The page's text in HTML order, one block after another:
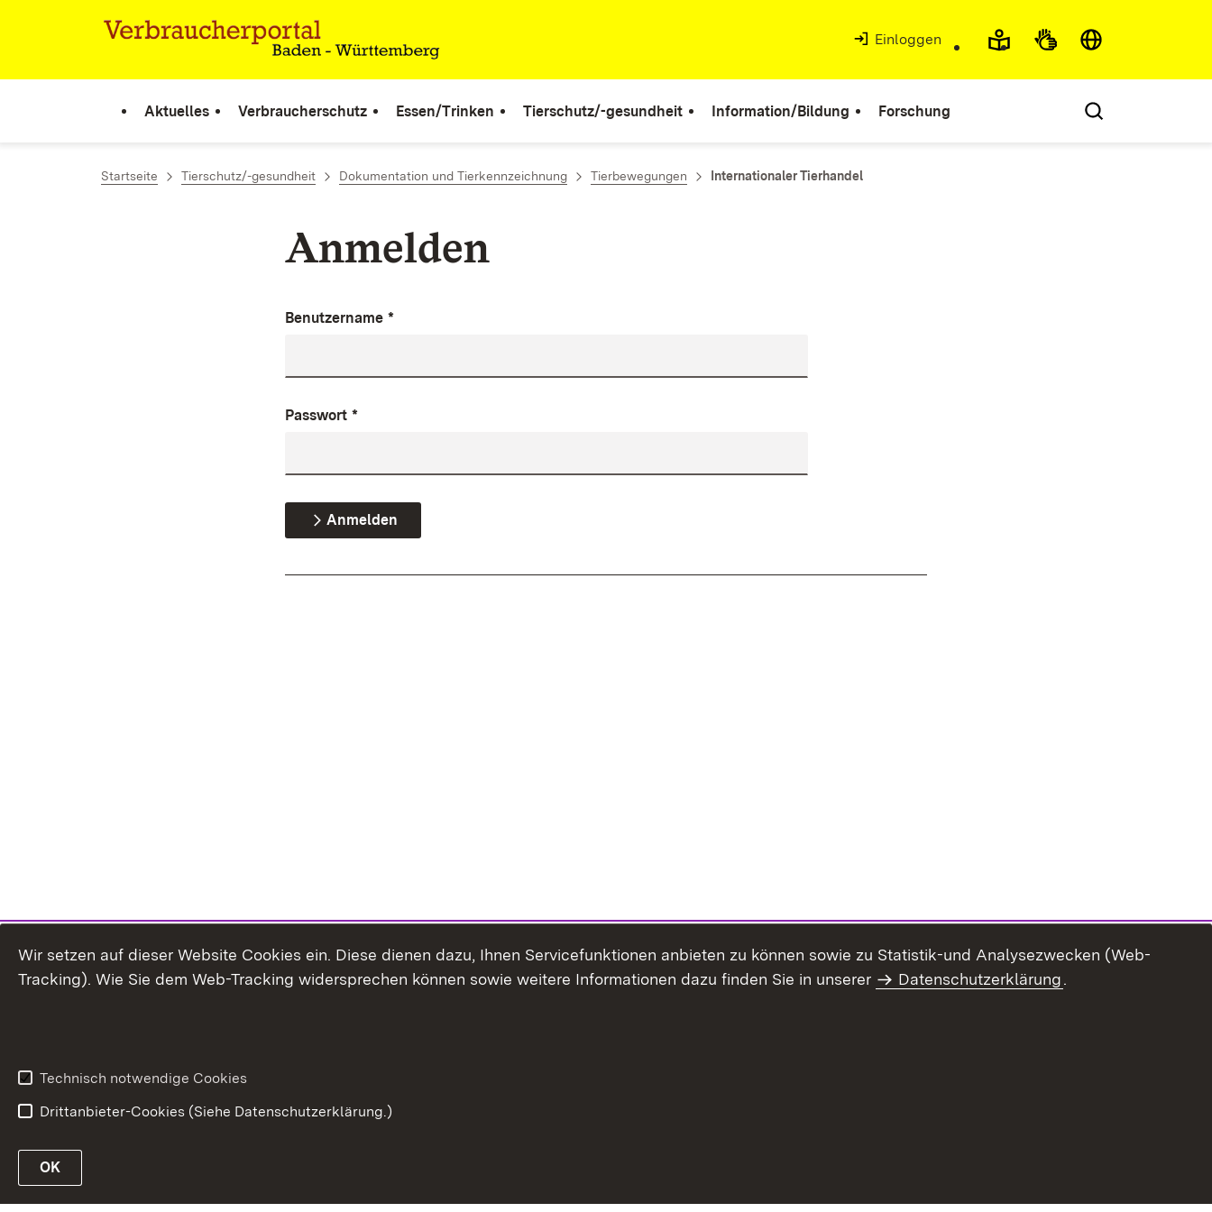
Zum Inhalt springen
Einloggen
Aktuelles Verbraucherschutz Essen/Trinken Tierschutz/-gesundheit Information/Bildung Forschung
Startseite Tierschutz/-gesundheit Dokumentation und Tierkennzeichnung Tierbewegungen Internationaler Tierhandel
Anmelden
Benutzername *
Passwort *
Anmelden
Wir setzen auf dieser Website Cookies ein. Diese dienen dazu, Ihnen Servicefunktionen anbieten zu können sowie zu Statistik-und Analysezwecken (Web-
Tracking). Wie Sie dem Web-Tracking widersprechen können sowie weitere Informationen dazu finden Sie in unserer
Datenschutzerklärung.
Technisch notwendige Cookies
Drittanbieter-Cookies (Siehe Datenschutzerklärung.)
OK